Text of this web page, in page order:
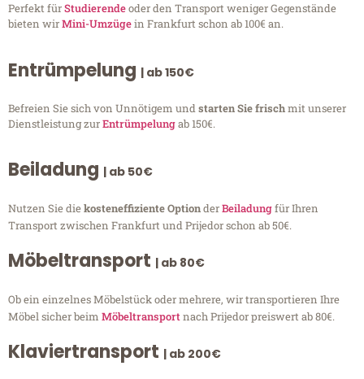
Perfekt fürStudierendeoder den Transport weniger Gegenstände
bieten wirMini-Umzügein Frankfurt schon ab 100€ an.
Entrümpelung | ab 150€
Befreien Sie sich von Unnötigem undstarten Sie frischmit unserer
Dienstleistung zurEntrümpelungab 150€.
Beiladung | ab 50€
Nutzen Sie diekosteneffiziente OptionderBeiladungfür Ihren
Transport zwischen Frankfurt und Prijedor schon ab 50€.
Möbeltransport | ab 80€
Ob ein einzelnes Möbelstück oder mehrere, wir transportieren Ihre
Möbel sicher beim Möbeltransportnach Prijedor preiswert ab 80€.
Klaviertransport | ab 200€